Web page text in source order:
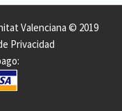
Valenciana © 2019
Privacidad